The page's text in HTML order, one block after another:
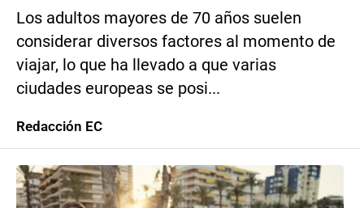
Los adultos mayores de 70 años suelen
considerar diversos factores al momento de
viajar, lo que ha llevado a que varias
ciudades europeas se posi...
Redacción EC